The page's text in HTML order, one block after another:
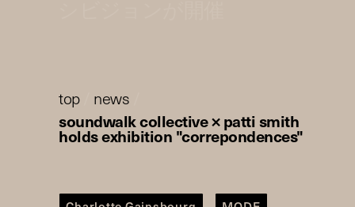
top/ news
soundwalk collective × patti smith
holds exhibition "correpondences"